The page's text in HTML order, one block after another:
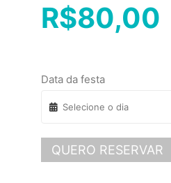
R$80,00
Data da festa
QUERO RESERVAR